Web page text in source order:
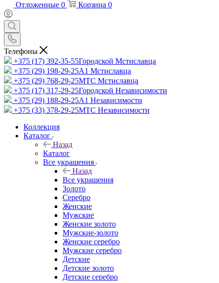
Отложенные 0 Корзина 0
Телефоны
+375 (17) 392-35-55Городской Мстиславца
+375 (29) 198-29-25A1 Мстиславца
+375 (29) 768-29-25МТС Мстиславца
+375 (17) 317-29-25Городской Независимости
+375 (29) 188-29-25A1 Независимости
+375 (33) 378-29-25МТС Независимости
Коллекция
Каталог
Назад
Каталог
Все украшения
Назад
Все украшения
Золото
Серебро
Женские
Мужские
Женские золото
Мужские-золото
Женские серебро
Мужские серебро
Детские
Детские золото
Детские серебро